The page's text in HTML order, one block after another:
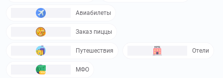
Авиабилеты
Заказ пиццы
Путешествия Отели
МФО